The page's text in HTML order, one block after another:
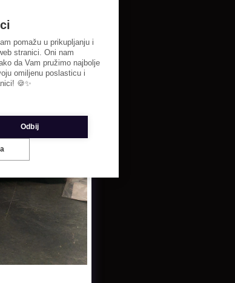
pomažu u prikupljanju i
stranici. Oni nam
da Vam pružimo najbolje
omiljenu poslasticu i
🍪✨
Odbij